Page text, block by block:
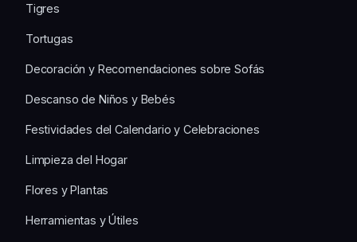
Tigres
Tortugas
Decoración y Recomendaciones sobre Sofás
Descanso de Niños y Bebés
Festividades del Calendario y Celebraciones
Limpieza del Hogar
Flores y Plantas
Herramientas y Útiles